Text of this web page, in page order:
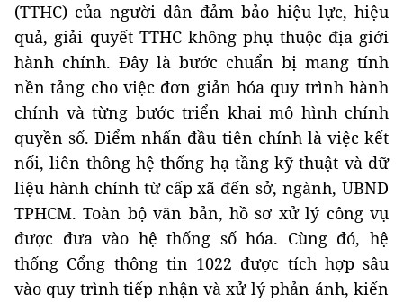
(TTHC) của người dân đảm bảo hiệu lực, hiệu
quả, giải quyết TTHC không phụ thuộc địa giới
hành chính. Đây là bước chuẩn bị mang tính
nền tảng cho việc đơn giản hóa quy trình hành
chính và từng bước triển khai mô hình chính
quyền số. Điểm nhấn đầu tiên chính là việc kết
nối, liên thông hệ thống hạ tầng kỹ thuật và dữ
liệu hành chính từ cấp xã đến sở, ngành, UBND
TPHCM. Toàn bộ văn bản, hồ sơ xử lý công vụ
được đưa vào hệ thống số hóa. Cùng đó, hệ
thống Cổng thông tin 1022 được tích hợp sâu
vào quy trình tiếp nhận và xử lý phản ánh, kiến